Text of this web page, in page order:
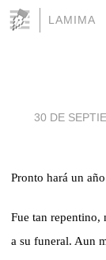
LAMIMA
30 DE
Pronto hará un
Fue tan repentino,
a su funeral. Aun